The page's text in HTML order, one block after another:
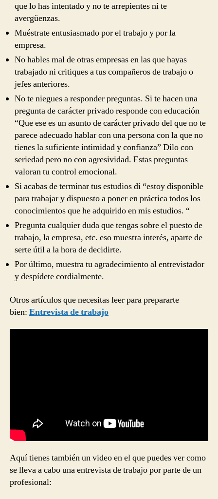
que lo has intentado y no te arrepientes ni te
avergüenzas.
Muéstrate entusiasmado por el trabajo y por la
empresa.
No hables mal de otras empresas en las que hayas
trabajado ni critiques a tus compañeros de trabajo o
jefes anteriores.
No te niegues a responder preguntas. Si te hacen una
pregunta de carácter privado responde con educación
“Que ese es un asunto de carácter privado del que no te
parece adecuado hablar con una persona con la que no
tienes la suficiente intimidad y confianza” Dilo con
seriedad pero no con agresividad. Estas preguntas
valoran tu control emocional.
Si acabas de terminar tus estudios di “estoy disponible
para trabajar y dispuesto a poner en práctica todos los
conocimientos que he adquirido en mis estudios. “
Pregunta cualquier duda que tengas sobre el puesto de
trabajo, la empresa, etc. eso muestra interés, aparte de
serte útil a la hora de decidirte.
Por último, muestra tu agradecimiento al entrevistador
y despídete cordialmente.
Otros artículos que necesitas leer para prepararte
bien: Entrevista de trabajo
Aquí tienes también un video en el que puedes ver como
se lleva a cabo una entrevista de trabajo por parte de un
profesional: